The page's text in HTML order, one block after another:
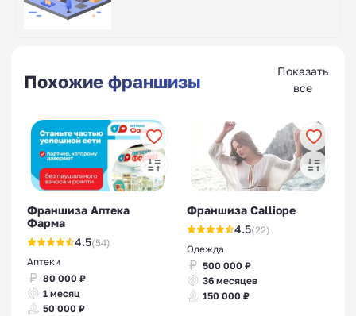
Похожие франшизы
Показать
все
Франшиза Аптека
Фарма
4.5(54)
Аптеки
80 000 ₽
1 месяц
50 000 ₽
Франшиза Calliope
4.5(22)
Одежда
500 000 ₽
36 месяцев
150 000 ₽